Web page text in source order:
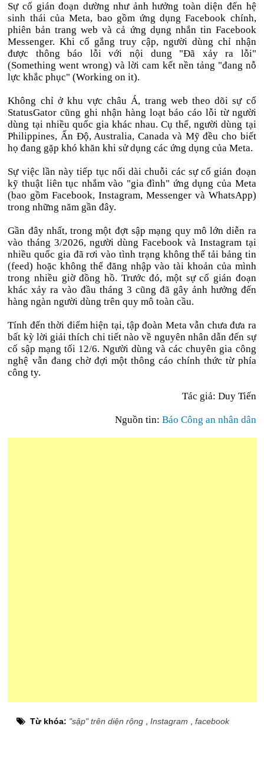
Sự cố gián đoạn dường như ảnh hưởng toàn diện đến hệ
sinh thái của Meta, bao gồm ứng dụng Facebook chính,
phiên bản trang web và cả ứng dụng nhắn tin Facebook
Messenger. Khi cố gắng truy cập, người dùng chỉ nhận
được thông báo lỗi với nội dung "Đã xảy ra lỗi"
(Something went wrong) và lời cam kết nền tảng "đang nỗ
lực khắc phục" (Working on it).
Không chỉ ở khu vực châu Á, trang web theo dõi sự cố
StatusGator cũng ghi nhận hàng loạt báo cáo lỗi từ người
dùng tại nhiều quốc gia khác nhau. Cụ thể, người dùng tại
Philippines, Ấn Độ, Australia, Canada và Mỹ đều cho biết
họ đang gặp khó khăn khi sử dụng các ứng dụng của Meta.
Sự việc lần này tiếp tục nối dài chuỗi các sự cố gián đoạn
kỹ thuật liên tục nhắm vào "gia đình" ứng dụng của Meta
(bao gồm Facebook, Instagram, Messenger và WhatsApp)
trong những năm gần đây.
Gần đây nhất, trong một đợt sập mạng quy mô lớn diễn ra
vào tháng 3/2026, người dùng Facebook và Instagram tại
nhiều quốc gia đã rơi vào tình trạng không thể tải bảng tin
(feed) hoặc không thể đăng nhập vào tài khoản của mình
trong nhiều giờ đồng hồ. Trước đó, một sự cố gián đoạn
khác xảy ra vào đầu tháng 3 cũng đã gây ảnh hưởng đến
hàng ngàn người dùng trên quy mô toàn cầu.
Tính đến thời điểm hiện tại, tập đoàn Meta vẫn chưa đưa ra
bất kỳ lời giải thích chi tiết nào về nguyên nhân dẫn đến sự
cố sập mạng tối 12/6. Người dùng và các chuyên gia công
nghệ vẫn đang chờ đợi một thông cáo chính thức từ phía
công ty.
Tác giả: Duy Tiến
Nguồn tin: Báo Công an nhân dân
Từ khóa: "sập" trên diện rộng ,Instagram ,facebook